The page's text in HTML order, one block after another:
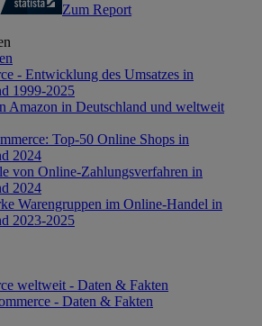
Zum Report
- Entwicklung des Umsatzes in
1999-2025
Amazon in Deutschland und weltweit
Top-50 Online Shops in
2024
von Online-Zahlungsverfahren in
2024
Warengruppen im Online-Handel in
2023-2025
weltweit - Daten & Fakten
- Daten & Fakten